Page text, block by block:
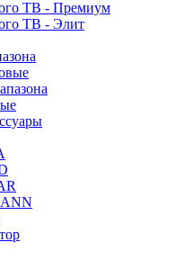
ТВ - Премиум
ТВ - Элит